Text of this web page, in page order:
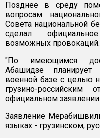
Позднее в среду
вопросам
Совета национальной
сделал
возможных провокаций.
"По имеющимся
Абашидзе
военной базе с целью
грузино-
официальном заявлении.
Заявление
языках - грузинском,